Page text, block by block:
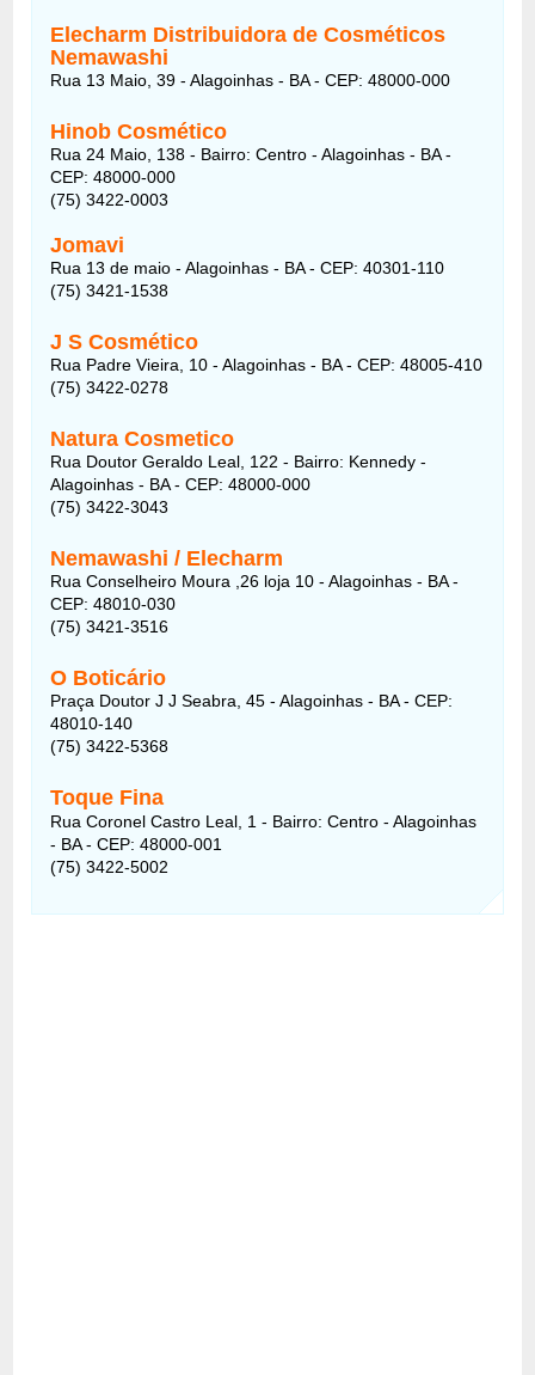
Elecharm Distribuidora de Cosméticos
Nemawashi
Rua 13 Maio, 39 - Alagoinhas - BA - CEP: 48000-000
Hinob Cosmético
Rua 24 Maio, 138 - Bairro: Centro - Alagoinhas - BA -
CEP: 48000-000
(75) 3422-0003
Jomavi
Rua 13 de maio - Alagoinhas - BA - CEP: 40301-110
(75) 3421-1538
J S Cosmético
Rua Padre Vieira, 10 - Alagoinhas - BA - CEP: 48005-410
(75) 3422-0278
Natura Cosmetico
Rua Doutor Geraldo Leal, 122 - Bairro: Kennedy -
Alagoinhas - BA - CEP: 48000-000
(75) 3422-3043
Nemawashi / Elecharm
Rua Conselheiro Moura ,26 loja 10 - Alagoinhas - BA -
CEP: 48010-030
(75) 3421-3516
O Boticário
Praça Doutor J J Seabra, 45 - Alagoinhas - BA - CEP:
48010-140
(75) 3422-5368
Toque Fina
Rua Coronel Castro Leal, 1 - Bairro: Centro - Alagoinhas
- BA - CEP: 48000-001
(75) 3422-5002